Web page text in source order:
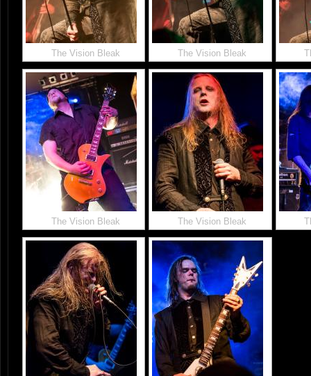
The Vision Bleak The Vision Bleak
The Vision Bleak The Vision Bleak